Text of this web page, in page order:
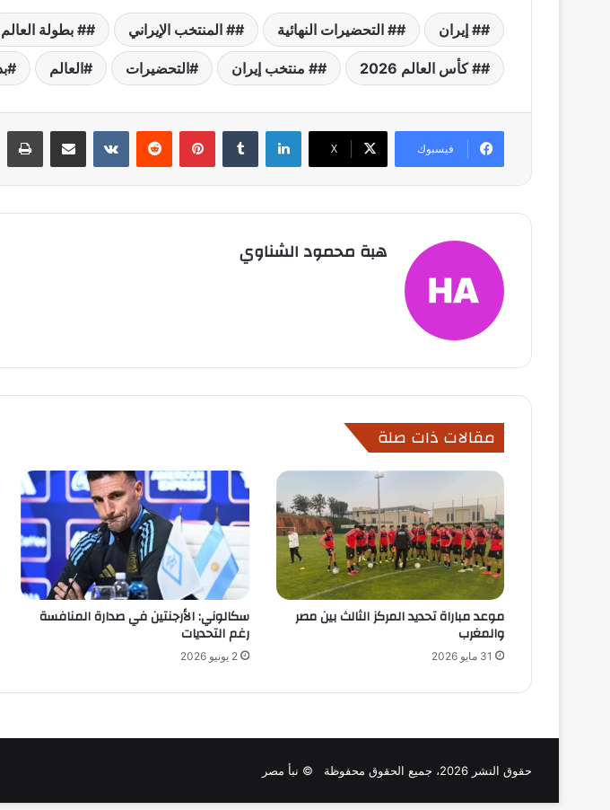
# إيران # التحضيرات النهائية # المنتخب الإيراني # بطولة العالم
# كأس العالم 2026 # منتخب إيران التحضيرات العالم
فيسبوك X
لينكدإن بينتيريست مشاركة عبر البريد
هبة محمود الشناوي
مقالات ذات صلة
موعد مباراة تحديد المركز الثالث بين مصر
والمغرب
31 مايو 2026
سكالوني: الأرجنتين في صدارة المنافسة
رغم التحديات
2 يونيو 2026
حقوق النشر 2026، جميع الحقوق محفوظة © نبأ مصر